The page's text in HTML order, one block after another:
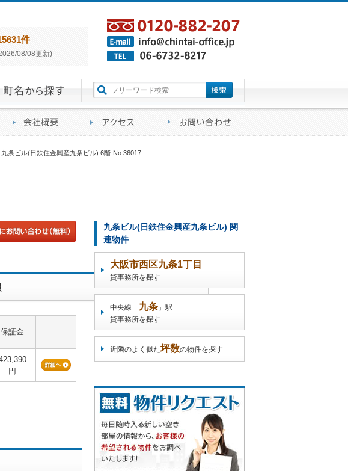
件
08/08更新)
九条ビル(日鉄住金興産九条ビル) 6階-No.36017
保証金
円
九条ビル(日鉄住金興産九条ビル) 関
連物件
大阪市西区九条1丁目
貸事務所を探す
中央線「 九条 」駅
貸事務所を探す
近隣のよく似た坪数の物件を探す